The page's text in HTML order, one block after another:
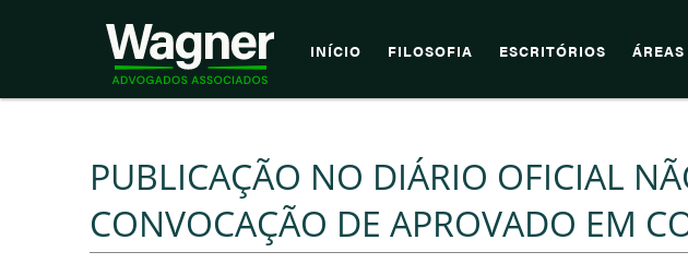
INÍCIO FILOSOFIA ESCRITÓRIOS
PUBLICAÇÃO NO DIÁRIO OFICIAL
CONVOCAÇÃO DE APROVADO EM